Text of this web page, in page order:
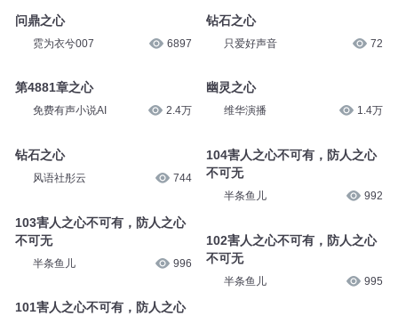
问鼎之心
霓为衣兮007 6897
第4881章之心
免费有声小说AI 2.4万
钻石之心
风语社彤云 744
103害人之心不可有，防人之心
不可无
半条鱼儿 996
101害人之心不可有，防人之心
钻石之心
只爱好声音 72
幽灵之心
维华演播 1.4万
104害人之心不可有，防人之心
不可无
半条鱼儿 992
102害人之心不可有，防人之心
不可无
半条鱼儿 995